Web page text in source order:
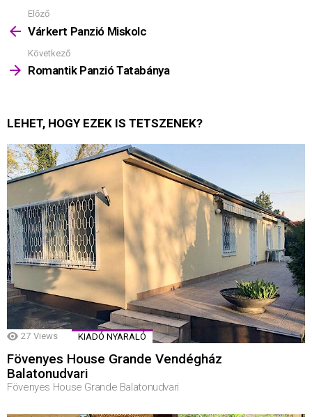
Mutass
többet
Előző
Várkert Panzió Miskolc
Következő
Romantik Panzió Tatabánya
LEHET, HOGY EZEK IS TETSZENEK?
27 Views KIADÓ NYARALÓ
Fövenyes House Grande Vendégház
Balatonudvari
Fövenyes House Grande Balatonudvari